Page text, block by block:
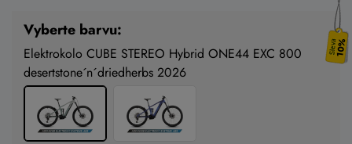
Vyberte barvu:
Elektrokolo CUBE STEREO Hybrid ONE44 EXC 800
desertstone´n´driedherbs 2026
10%